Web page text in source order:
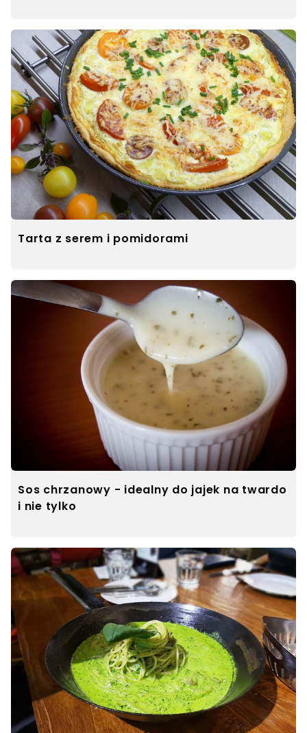
Tarta z serem i pomidorami
Sos chrzanowy - idealny do jajek na twardo
i nie tylko